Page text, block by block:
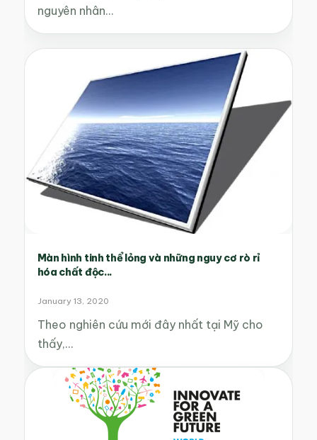
nguyên nhân…
Màn hình tinh thể lỏng và những nguy cơ rò rỉ
hóa chất độc...
January 13, 2020
Theo nghiên cứu mới đây nhất tại Mỹ cho
thấy,…